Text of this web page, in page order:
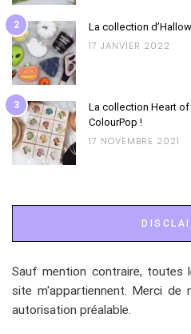
2 La collection
17 JANVIER 2022
3
La collection Heart
ColourPop !
17 NOVEMBRE 2021
Sauf mention contraire, toutes
site m'appartiennent. Merci de
autorisation préalable.